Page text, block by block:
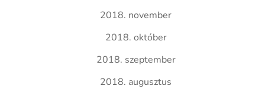
2018. november
2018. október
2018. szeptember
2018. augusztus